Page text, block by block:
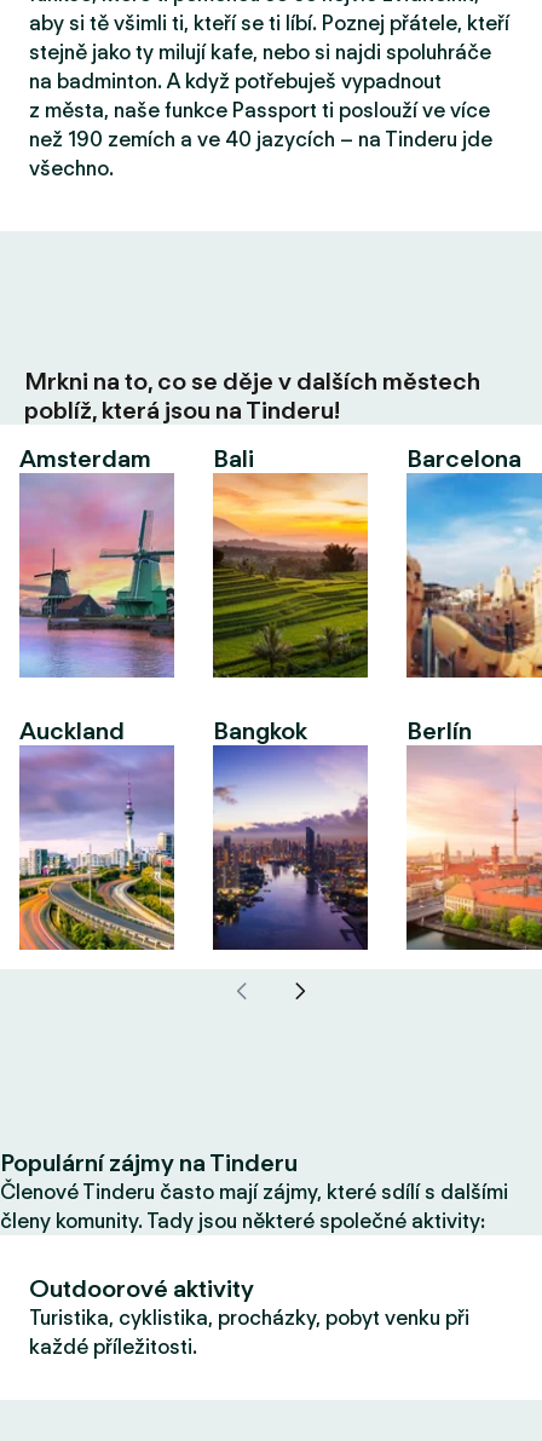
aby si tě všimli ti, kteří se ti líbí. Poznej přátele, kteří
stejně jako ty milují kafe, nebo si najdi spoluhráče
na badminton. A když potřebuješ vypadnout
z města, naše funkce Passport ti poslouží ve více
než 190 zemích a ve 40 jazycích – na Tinderu jde
všechno.
Mrkni na to, co se děje v dalších městech
poblíž, která jsou na Tinderu!
Amsterdam
Auckland
Bali
Bangkok
Barcelona
Berlín
Populární zájmy na Tinderu
Členové Tinderu často mají zájmy, které sdílí s dalšími
členy komunity. Tady jsou některé společné aktivity:
Outdoorové aktivity
Turistika, cyklistika, procházky, pobyt venku při
každé příležitosti.